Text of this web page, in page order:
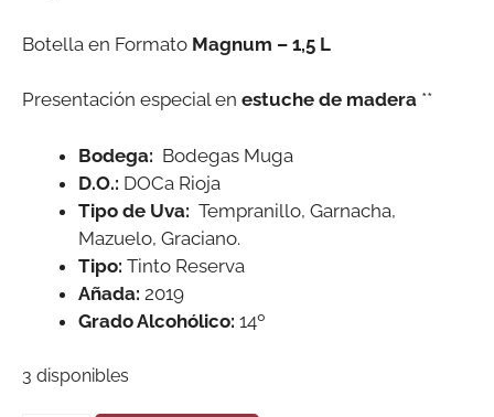
Botella en Formato Magnum – 1,5 L
Presentación especial en estuche de madera **
Bodega: Bodegas Muga
D.O.: DOCa Rioja
Tipo de Uva: Tempranillo, Garnacha,
Mazuelo, Graciano.
Tipo: Tinto Reserva
Añada: 2019
Grado Alcohólico: 14º
3 disponibles